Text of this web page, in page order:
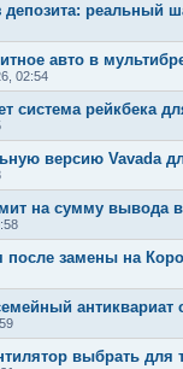
депозита: реальный
авто в
02:54
система рейкбека
версию Vavada
на сумму вывода
после замены на
антиквариат
выбрать для